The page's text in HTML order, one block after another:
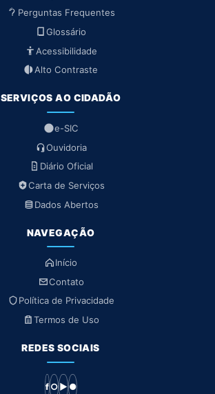
Perguntas Frequentes
Glossário
Acessibilidade
Alto Contraste
SERVIÇOS AO CIDADÃO
e-SIC
Ouvidoria
Diário Oficial
Carta de Serviços
Dados Abertos
NAVEGAÇÃO
Início
Contato
Política de Privacidade
Termos de Uso
REDES SOCIAIS
f ○ ▶ ●